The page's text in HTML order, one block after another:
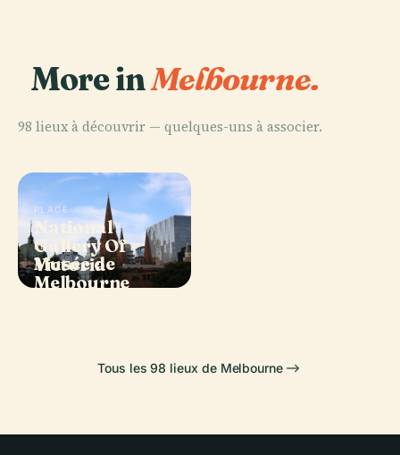
More inMelbourne.
98 lieux à découvrir — quelques-uns à associer.
PLACE
National
Gallery Of
Victoria
PLACE
Musée de
Melbourne
Tous les 98 lieux de Melbourne